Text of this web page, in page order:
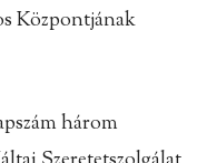
Központjának
három